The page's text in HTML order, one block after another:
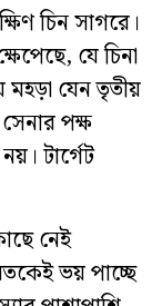
চিন সাগরে।
যে চিনা
মহড়া যেন তৃতীয়
পক্ষ
টার্গেট
নেই
ভয় পাচ্ছে